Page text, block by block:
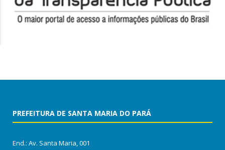
PREFEITURA DE SANTA MARIA DO PARÁ
End.: Av. Santa Maria, 001